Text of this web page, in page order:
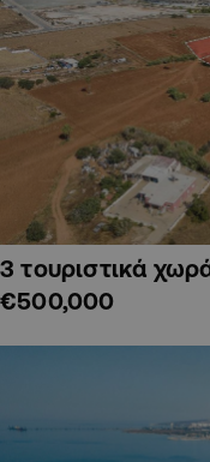
3 τουριστικά
€500,000